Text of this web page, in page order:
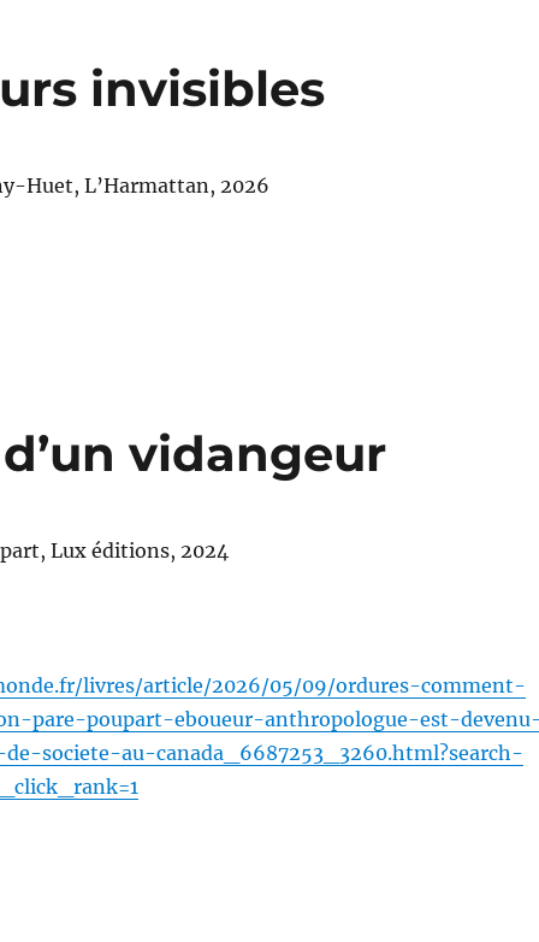
invisibles
Huet, L’Harmattan, 2026
vidangeur
Lux éditions, 2024
livres/article/2026/05/09/ordures-comment-
pare-poupart-eboueur-anthropologue-est-
societe-au-canada_6687253_3260.html?search-